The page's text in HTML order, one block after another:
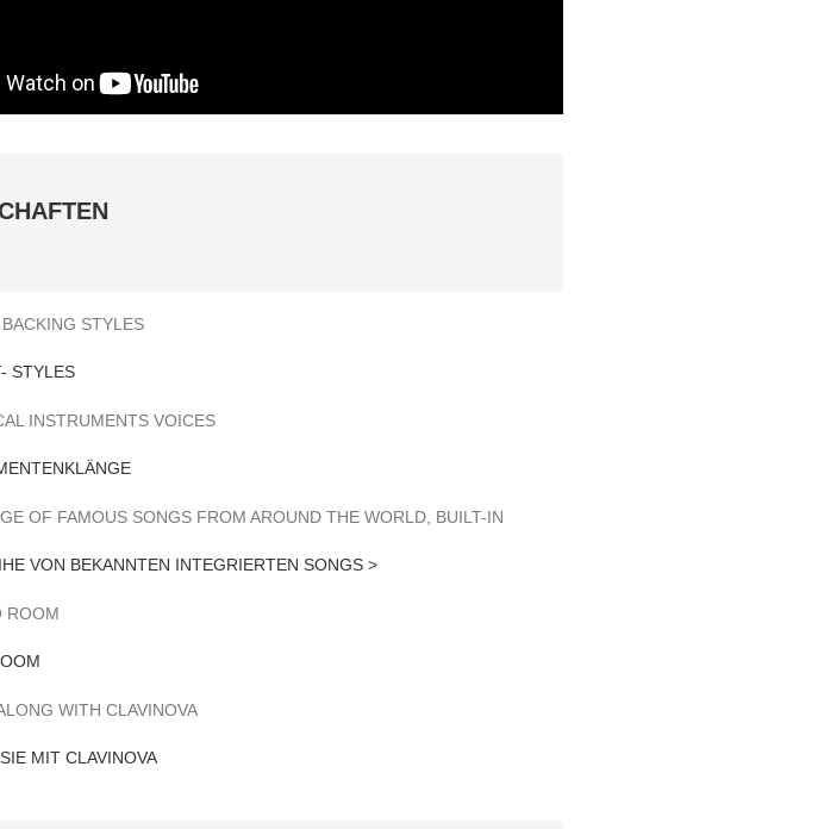
STYLES
VON BEKANNTEN INTEGRIERTEN SONGS >
MIT CLAVINOVA